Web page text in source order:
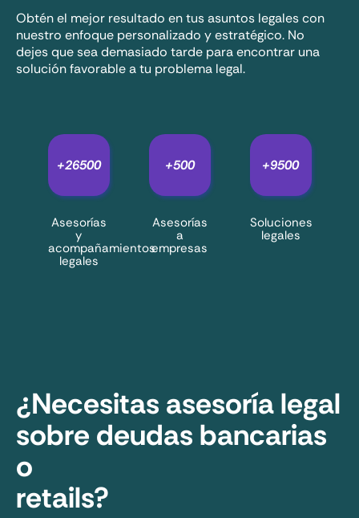
8. Comunicación continua
Recibirás periódicamente actualizaciones
sobre tu caso a través de tu abogado
Obtén el mejor resultado en tus asuntos legales con
nuestro enfoque personalizado y estratégico. No
dejes que sea demasiado tarde para encontrar una
solución favorable a tu problema legal.
+26500
Asesorías
y
acompañamientos
legales
+500
Asesorías
a
empresas
+9500
Soluciones
legales
¿Necesitas asesoría legal
sobre deudas bancarias
o
retails?